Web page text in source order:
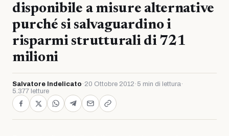
disponibile a misure alternative
purché si salvaguardino i
risparmi strutturali di 721
milioni
Salvatore Indelicato · 20 Ottobre 2012 · 5 min di lettura·
5.377 letture